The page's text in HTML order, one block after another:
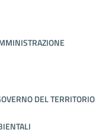
DEL TERRITORIO